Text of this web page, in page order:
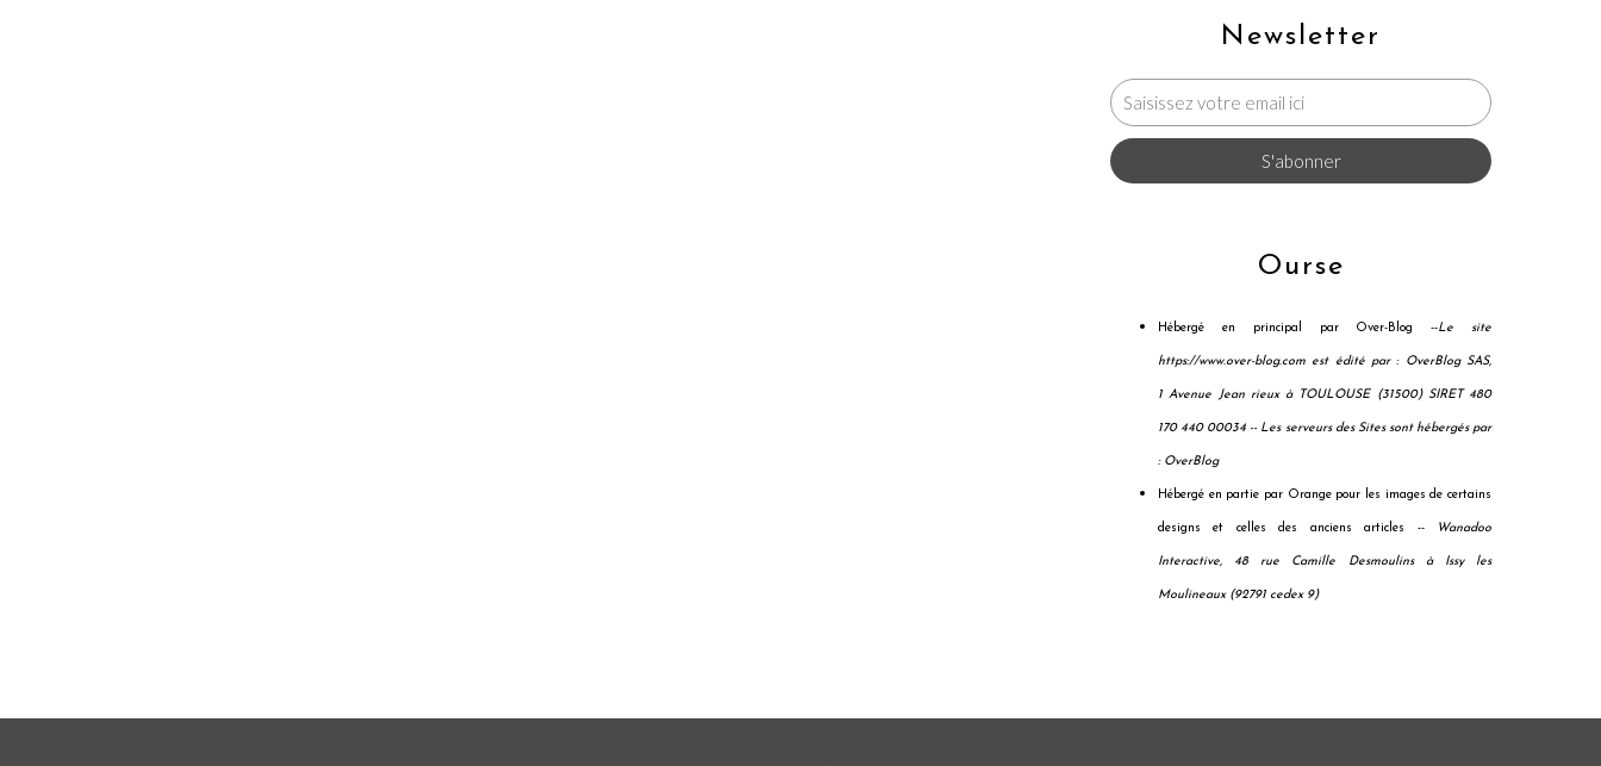
Newsletter
Ourse
Hébergé en principal par Over-Blog --Le site
https://www.over-blog.com est édité par : OverBlog SAS,
1 Avenue Jean rieux à TOULOUSE (31500) SIRET 480
170 440 00034 -- Les serveurs des Sites sont hébergés par
: OverBlog
Hébergé en partie par Orange pour les images de certains
designs et celles des anciens articles -- Wanadoo
Interactive, 48 rue Camille Desmoulins à Issy les
Moulineaux (92791 cedex 9)